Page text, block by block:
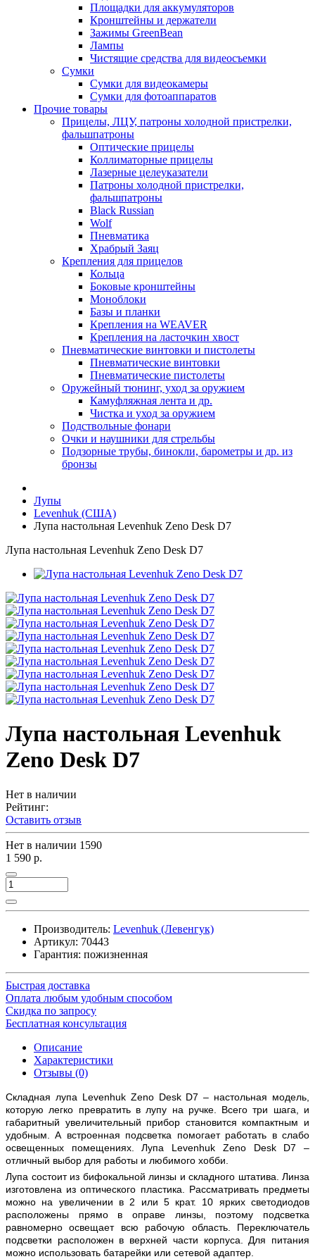
Площадки для аккумуляторов
Кронштейны и держатели
Зажимы GreenBean
Лампы
Чистящие средства для видеосъемки
Сумки
Сумки для видеокамеры
Сумки для фотоаппаратов
Прочие товары
Прицелы, ЛЦУ, патроны холодной пристрелки,
фальшпатроны
Оптические прицелы
Коллиматорные прицелы
Лазерные целеуказатели
Патроны холодной пристрелки,
фальшпатроны
Black Russian
Wolf
Пневматика
Храбрый Заяц
Крепления для прицелов
Кольца
Боковые кронштейны
Моноблоки
Базы и планки
Крепления на WEAVER
Крепления на ласточкин хвост
Пневматические винтовки и пистолеты
Пневматические винтовки
Пневматические пистолеты
Оружейный тюнинг, уход за оружием
Камуфляжная лента и др.
Чистка и уход за оружием
Подствольные фонари
Очки и наушники для стрельбы
Подзорные трубы, бинокли, барометры и др. из
бронзы
Лупы
Levenhuk (США)
Лупа настольная Levenhuk Zeno Desk D7
Лупа настольная Levenhuk Zeno Desk D7
Лупа настольная Levenhuk
Zeno Desk D7
Нет в наличии
Рейтинг:
Оставить отзыв
Нет в наличии 1590
1 590 р.
Производитель: Levenhuk (Левенгук)
Артикул: 70443
Гарантия: пожизненная
Быстрая доставка
Оплата любым удобным способом
Скидка по запросу
Бесплатная консультация
Описание
Характеристики
Отзывы (0)
Складная лупа Levenhuk Zeno Desk D7 – настольная модель,
которую легко превратить в лупу на ручке. Всего три шага, и
габаритный увеличительный прибор становится компактным и
удобным. А встроенная подсветка помогает работать в слабо
освещенных помещениях. Лупа Levenhuk Zeno Desk D7 –
отличный выбор для работы и любимого хобби.
Лупа состоит из бифокальной линзы и складного штатива. Линза
изготовлена из оптического пластика. Рассматривать предметы
можно на увеличении в 2 или 5 крат. 10 ярких светодиодов
расположены прямо в оправе линзы, поэтому подсветка
равномерно освещает всю рабочую область. Переключатель
подсветки расположен в верхней части корпуса. Для питания
можно использовать батарейки или сетевой адаптер.